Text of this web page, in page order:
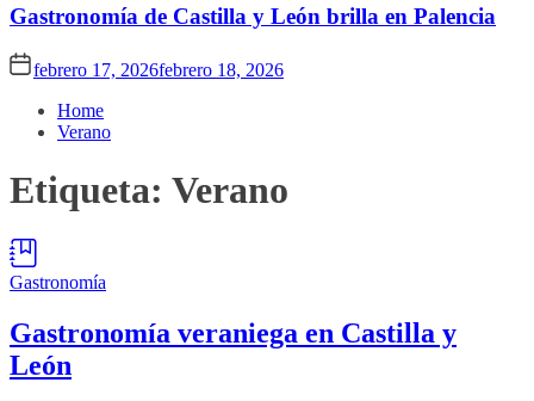
Gastronomía de Castilla y León brilla en Palencia
febrero 17, 2026febrero 18, 2026
Home
Verano
Etiqueta: Verano
Gastronomía
Gastronomía veraniega en Castilla y
León